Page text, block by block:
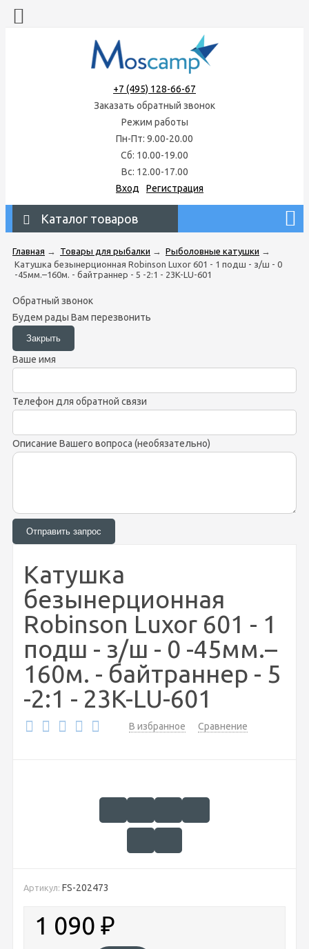
+7 (495) 128-66-67
Заказать обратный звонок
Режим работы
Пн-Пт: 9.00-20.00
Сб: 10.00-19.00
Вс: 12.00-17.00
Вход
Регистрация
Каталог товаров
Главная → Товары для рыбалки → Рыболовные катушки →
Катушка безынерционная Robinson Luxor 601 - 1 подш - з/ш - 0
-45мм.–160м. - байтраннер - 5 -2:1 - 23K-LU-601
Обратный звонок
Будем рады Вам перезвонить
Ваше имя
Телефон для обратной связи
Описание Вашего вопроса (необязательно)
Катушка
безынерционная
Robinson Luxor 601 - 1
подш - з/ш - 0 -45мм.–
160м. - байтраннер - 5
-2:1 - 23K-LU-601
В избранное Сравнение
Артикул: FS-202473
1 090 ₽